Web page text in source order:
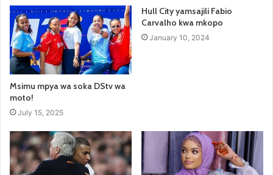
Msimu mpya wa soka DStv wa
moto!
July 15, 2025
Hull City yamsajili Fabio
Carvalho kwa mkopo
January 10, 2024